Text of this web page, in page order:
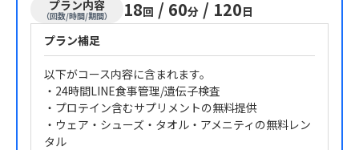
プラン内容
（回数/時間/期間） 18回 / 60分 / 120日
プラン補足
以下がコース内容に含まれます。
・24時間LINE食事管理/遺伝子検査
・プロテイン含むサプリメントの無料提供
・ウェア・シューズ・タオル・アメニティの無料レン
タル